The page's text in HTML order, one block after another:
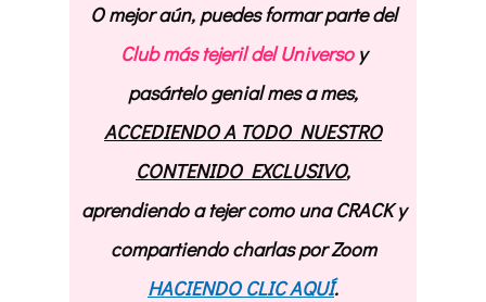
O mejor aún, puedes formar parte del
Club más tejeril del Universoy
pasártelo genial mes a mes,
ACCEDIENDO A TODO NUESTRO
CONTENIDO EXCLUSIVO,
aprendiendo a tejer como una CRACK y
compartiendo charlas por Zoom
HACIENDO CLIC AQUÍ.